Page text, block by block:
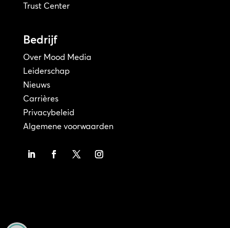
Trust Center
Bedrijf
Over Mood Media
Leiderschap
Nieuws
Carrières
Privacybeleid
Algemene voorwaarden